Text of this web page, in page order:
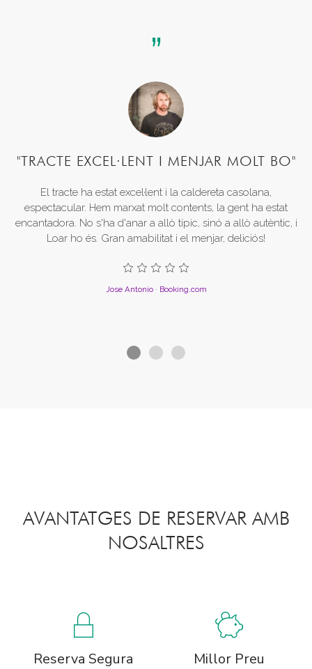
"TRACTE EXCEL·LENT I MENJAR MOLT BO"
El tracte ha estat excel·lent i la caldereta casolana,
espectacular. Hem marxat molt contents, la gent ha estat
encantadora. No s'ha d'anar a allò típic, sinó a allò autèntic, i
Loar ho és. Gran amabilitat i el menjar, deliciós!
Jose Antonio · Booking.com
AVANTATGES DE RESERVAR AMB
NOSALTRES
Reserva Segura Millor Preu